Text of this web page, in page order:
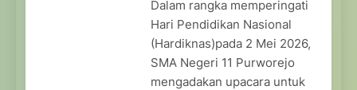
Dalam rangka memperingati
Hari Pendidikan Nasional
(Hardiknas)pada 2 Mei 2026,
SMA Negeri 11 Purworejo
mengadakan upacara untuk